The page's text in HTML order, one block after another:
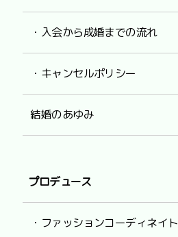
・入会から成婚までの流れ
・キャンセルポリシー
結婚のあゆみ
プロデュース
・ファッションコーディネイト